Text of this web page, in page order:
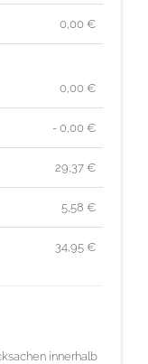
0,00 €
0,00 €
- 0,00 €
29,37 €
5,58 €
34,95 €
innerhalb